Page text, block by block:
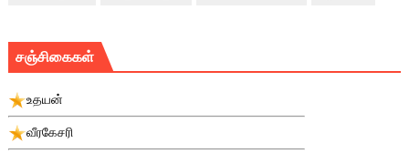
சஞ்சிகைகள்
உதயன்
வீரகேசரி